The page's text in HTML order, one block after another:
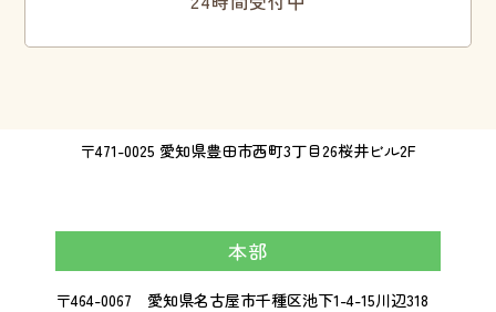
〒471-0025 愛知県豊田市西町3丁目26桜井ビル2F
本部
〒464-0067 愛知県名古屋市千種区池下1-4-15川辺318